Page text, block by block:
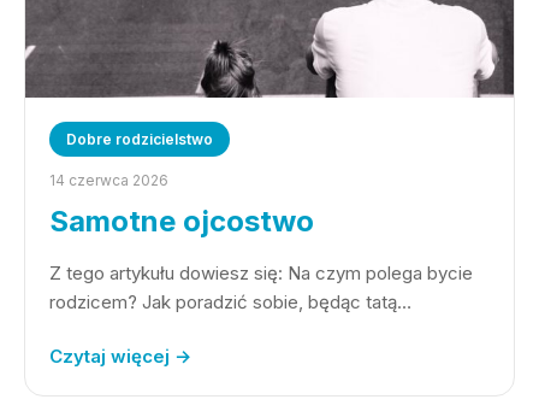
Dobre rodzicielstwo
14 czerwca 2026
Samotne ojcostwo
Z tego artykułu dowiesz się: Na czym polega bycie
rodzicem? Jak poradzić sobie, będąc tatą…
Czytaj więcej →